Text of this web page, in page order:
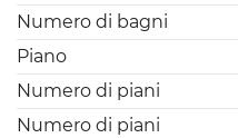
Numero di bagni
Piano
Numero di piani
Numero di piani